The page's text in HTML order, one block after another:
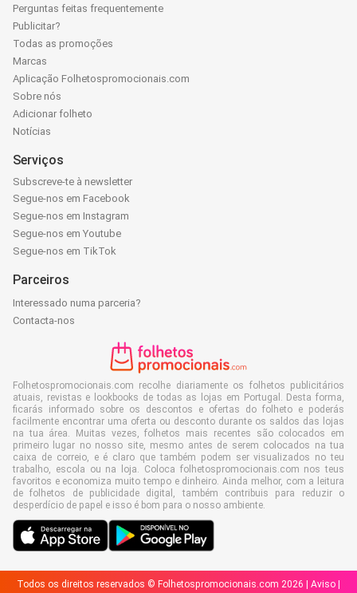
Perguntas feitas frequentemente
Publicitar?
Todas as promoções
Marcas
Aplicação Folhetospromocionais.com
Sobre nós
Adicionar folheto
Notícias
Serviços
Subscreve-te à newsletter
Segue-nos em Facebook
Segue-nos em Instagram
Segue-nos em Youtube
Segue-nos em TikTok
Parceiros
Interessado numa parceria?
Contacta-nos
Folhetospromocionais.com recolhe diariamente os folhetos publicitários
atuais, revistas e lookbooks de todas as lojas em Portugal. Desta forma,
ficarás informado sobre os descontos e ofertas do folheto e poderás
facilmente encontrar uma oferta ou desconto durante os saldos das lojas
na tua área. Muitas vezes, folhetos mais recentes são colocados em
primeiro lugar no nosso site, mesmo antes de serem colocados na tua
caixa de correio, e é claro que também podem ser visualizados no teu
trabalho, escola ou na loja. Coloca folhetospromocionais.com nos teus
favoritos e economiza muito tempo e dinheiro. Ainda melhor, com a leitura
de folhetos de publicidade digital, também contribuis para reduzir o
desperdício de papel e isso é bom para o nosso ambiente.
Todos os direitos reservados © Folhetospromocionais.com 2026 | Aviso